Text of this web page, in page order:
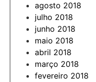
agosto 2018
julho 2018
junho 2018
maio 2018
abril 2018
março 2018
fevereiro 2018